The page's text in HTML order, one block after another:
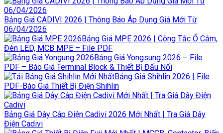
Bảng Giá CADIVI 2026 | Thông Báo Áp Dụng Giá Mới Từ
06/04/2026
Bảng Giá MPE 2026 | Công Tắc Ổ Cắm,
Đèn LED, MCB MPE – File PDF
Bảng Giá Yongsung 2026 – File
PDF – Báo Giá Terminal Block & Thiết Bị Đấu Nối
Bảng Giá Shihlin 2026 | File
PDF-Báo Giá Thiết Bị Điện Shihlin
Bảng Giá Dây Cáp Điện Cadivi 2026 Mới Nhất | Tra Giá Dây
Điện Cadivi